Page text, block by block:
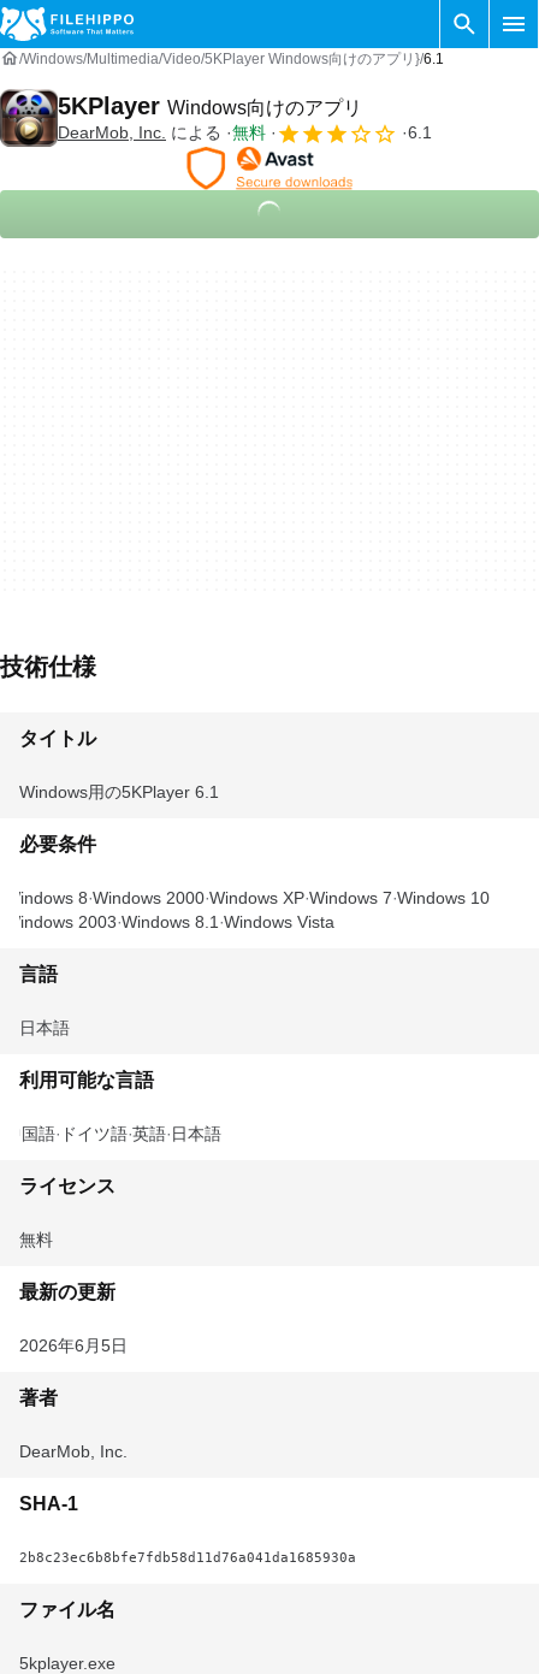
Windows Multimedia Video 5KPlayer Windows向けのアプリ} 6.1
5KPlayer Windows向けのアプリ
DearMob, Inc. による 無料 6.1
技術仕様
タイトル
Windows用の5KPlayer 6.1
必要条件
Windows 8 Windows 2000 Windows XP Windows 7 Windows 10
Windows 2003 Windows 8.1 Windows Vista
言語
日本語
利用可能な言語
中国語 ドイツ語 英語 日本語
ライセンス
無料
最新の更新
2026年6月5日
著者
DearMob, Inc.
SHA-1
2b8c23ec6b8bfe7fdb58d11d76a041da1685930a
ファイル名
5kplayer.exe